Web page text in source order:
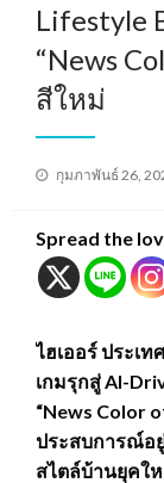
Lifestyle
“News
สีใหม่
Posted
กุมภาพันธ์ 26,
Spread the
ไฮเออร์ ประเ
เกมรุกสู่ AI-
“News Color
ประสบการณ์อ
สไตล์บ้านยุคใ